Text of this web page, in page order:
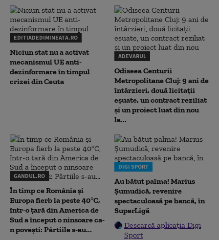
EDITIADEDIMINEATA.RO
Niciun stat nu a activat
mecanismul UE anti-
dezinformare în timpul
crizei din Ceuta
ADEVARUL
Odiseea Centurii
Metropolitane Cluj: 9 ani de
întârzieri, două licitații
eșuate, un contract reziliat
și un proiect luat din nou
la...
GANDUL.RO
În timp ce România și
Europa fierb la peste 40°C,
într-o țară din America de
Sud a început o ninsoare ca-
n povești: Pârtiile s-au...
DIGI SPORT
Au bătut palma! Marius
Șumudică, revenire
spectaculoasă pe bancă, în
SuperLigă
Descarcă aplicația Digi
Sport